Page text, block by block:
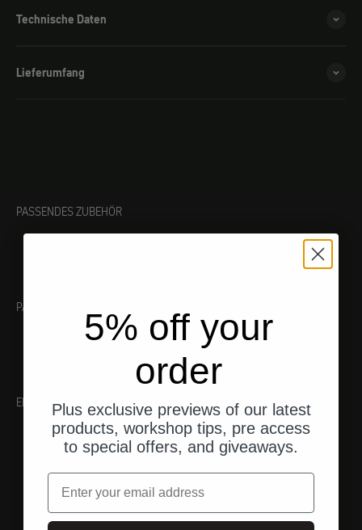
Technische Daten
Lieferumfang
PASSENDES ZUBEHÖR
PASSENDES WERKZEUG
EMPFEHLUNGEN
5% off your
order
Plus exclusive previews of our latest
products, workshop tips, pre access
to special offers, and giveaways.
Email